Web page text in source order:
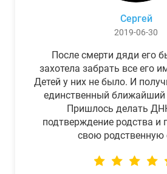
Сергей
2019-06-30
После смерти дяди его
захотела забрать все его
Детей у них не было. И
единственный ближайший
Пришлось делать
подтверждение родства и
свою родственную